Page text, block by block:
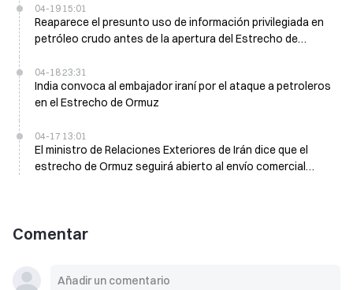
04-19 15:01
Reaparece el presunto uso de información privilegiada en
petróleo crudo antes de la apertura del Estrecho de
04-18 23:31
India convoca al embajador iraní por el ataque a petroleros
en el Estrecho de Ormuz
04-17 13:01
El ministro de Relaciones Exteriores de Irán dice que el
estrecho de Ormuz seguirá abierto al envío comercial
Comentar